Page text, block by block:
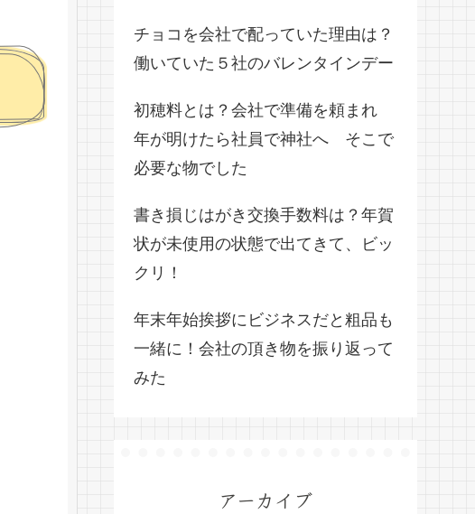
チョコを会社で配っていた理由は？
働いていた５社のバレンタインデー
初穂料とは？会社で準備を頼まれ
年が明けたら社員で神社へ そこで
必要な物でした
書き損じはがき交換手数料は？年賀
状が未使用の状態で出てきて、ビッ
クリ！
年末年始挨拶にビジネスだと粗品も
一緒に！会社の頂き物を振り返って
みた
アーカイブ